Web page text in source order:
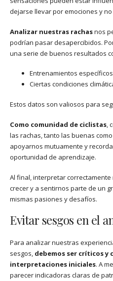
dejarse llevar por emociones y
Analizar nuestras rachasnos
podrían pasar desapercibidos.
una serie de buenos resultados
Entrenamientos específicos
Ciertas condiciones
Estos datos son valiosos para
Como comunidad de ciclistas,
las rachas, tanto las buenas
apoyarnos mutuamente y
oportunidad de aprendizaje.
Al final, interpretar
crecer y a sentirnos parte de un
mismas pasiones y desafíos.
Evitar sesgos en el
Para analizar nuestras
sesgos, debemos ser críticos
interpretaciones iniciales. A
parecer indicadoras claras de